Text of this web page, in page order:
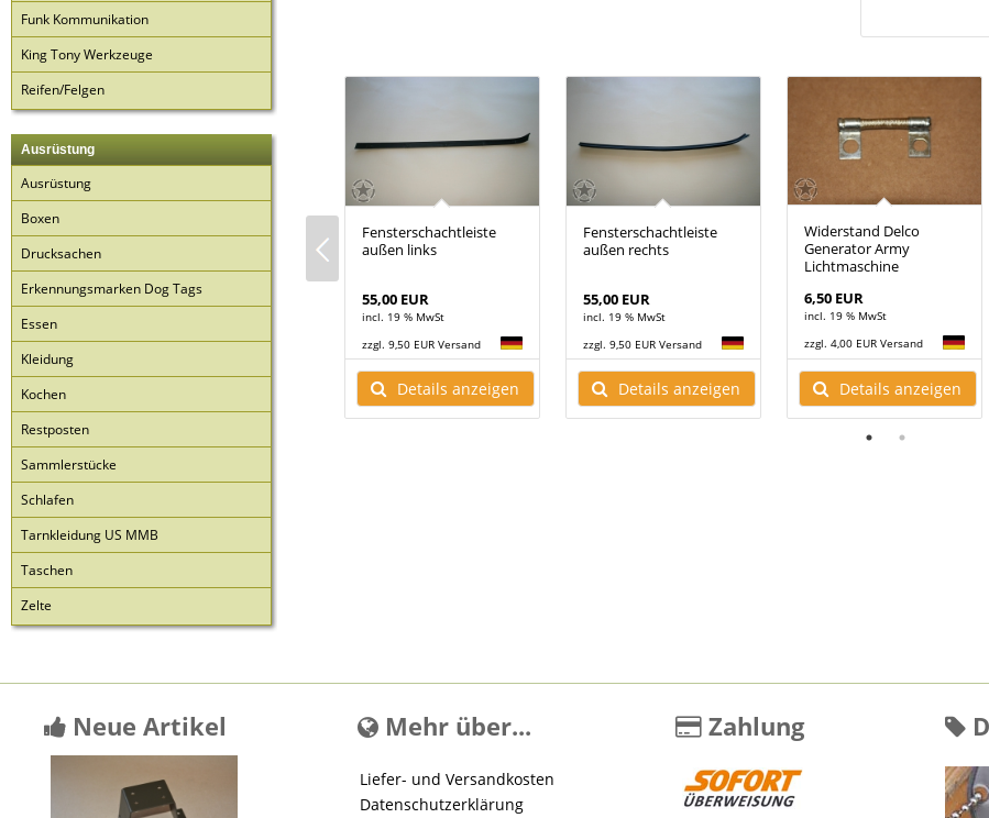
Funk Kommunikation
King Tony Werkzeuge
Reifen/Felgen
Ausrüstung
Ausrüstung
Boxen
Drucksachen
Erkennungsmarken Dog Tags
Essen
Kleidung
Kochen
Restposten
Sammlerstücke
Schlafen
Tarnkleidung US MMB
Taschen
Zelte
Epoxy
Primer 1
Versand
anzeigen
Birnen Miniature Light
1,95 EUR
Details anzeigen
Fensterschachtleiste
außen links
55,00 EUR
incl. 19 % MwSt
zzgl. 9,50 EUR Versand
Details anzeigen
Fensterschachtleiste
außen rechts
55,00 EUR
incl. 19 % MwSt
zzgl. 9,50 EUR Versand
Details anzeigen
Widerstand Delco
Generator Army
Lichtmaschine
6,50 EUR
incl. 19 % MwSt
zzgl. 4,00 EUR Versand
Details anzeigen
Neue Artikel Mehr über...
Liefer- und Versandkosten
Datenschutzerklärung
Zahlung